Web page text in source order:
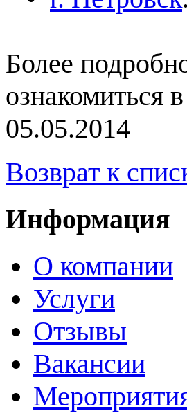
Более
ознакомиться
05.05.2014
Возврат к
Информация
О компании
Услуги
Отзывы
Вакансии